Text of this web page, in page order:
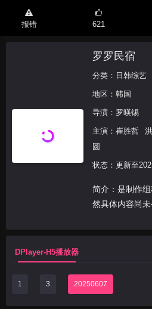
报错 621
罗罗民宿
分类： 日韩综艺
地区： 韩国
导演： 罗暎锡
主演： 崔胜哲
圆
状态：更新至
简介：是制作
然具体内容尚未
节目。
DPlayer-H5播放器
1 3 20250607